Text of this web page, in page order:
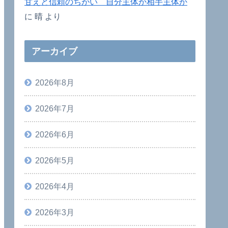
に 晴 より
アーカイブ
2026年8月
2026年7月
2026年6月
2026年5月
2026年4月
2026年3月